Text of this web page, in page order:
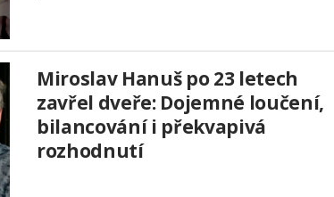
Miroslav Hanuš po 23 letech
zavřel dveře: Dojemné loučení,
bilancování i překvapivá
rozhodnutí